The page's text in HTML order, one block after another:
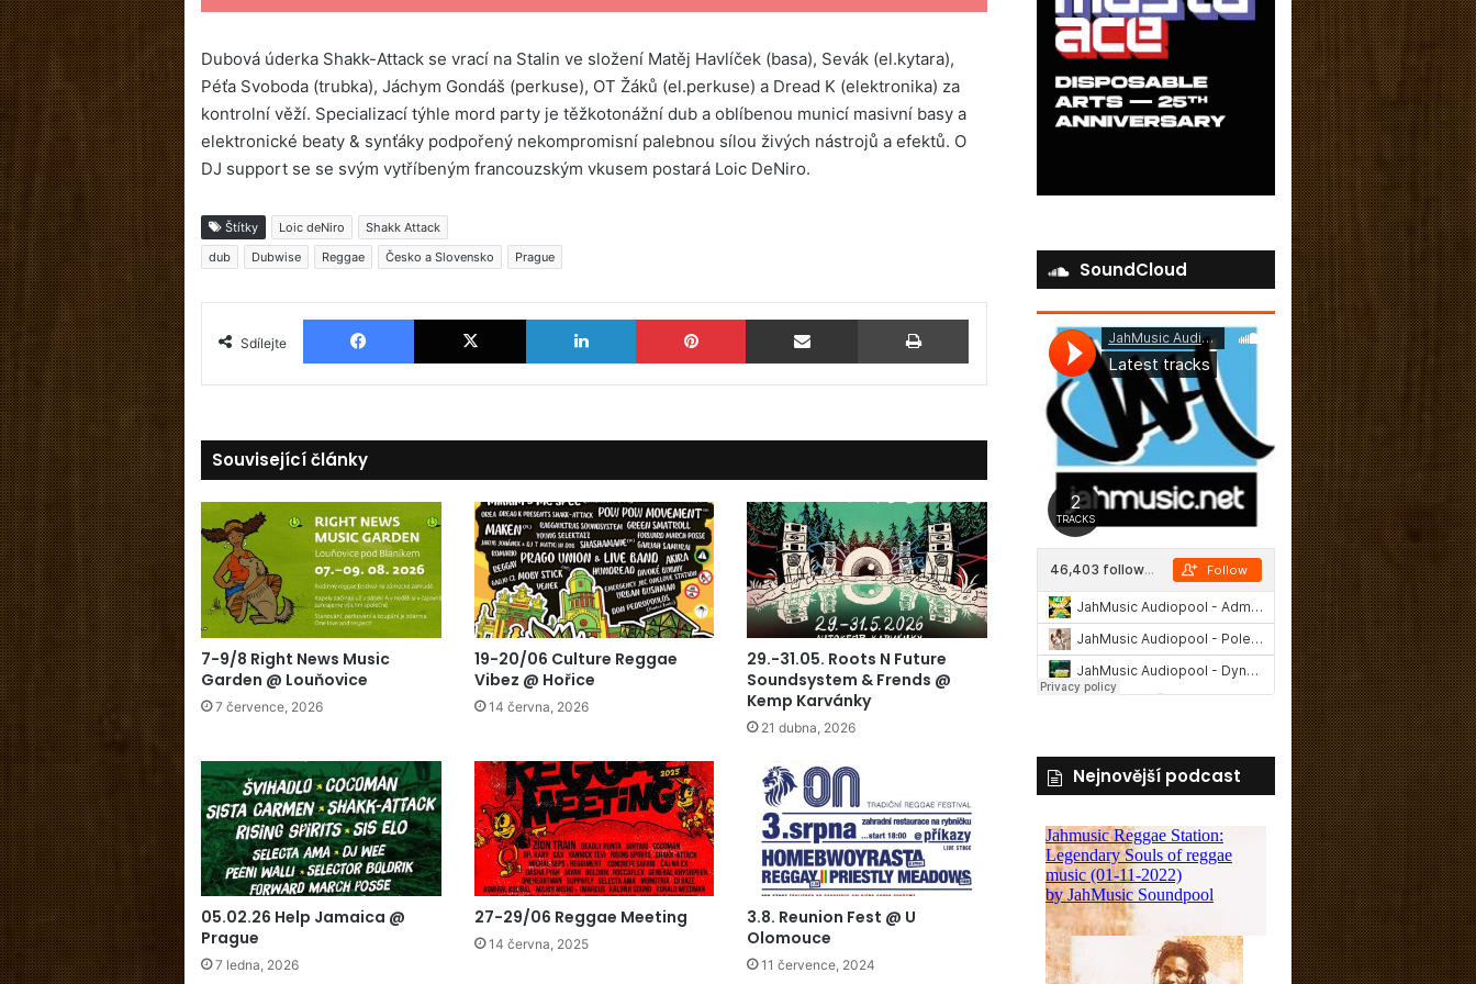
Dubová úderka Shakk-Attack se vrací na Stalin ve složení Matěj Havlíček (basa), Sevák (el.kytara),
Péťa Svoboda (trubka), Jáchym Gondáš (perkuse), OT Žáků (el.perkuse) a Dread K (elektronika) za
kontrolní věží. Specializací týhle mord party je těžkotonážní dub a oblíbenou municí masivní basy a
elektronické beaty & synťáky podpořený nekompromisní palebnou sílou živých nástrojů a efektů. O
DJ support se se svým vytříbeným francouzským vkusem postará Loic DeNiro.
Štítky Loic deNiro
Shakk Attack
dub
Dubwise Reggae Česko a Slovensko Prague
Sdílejte
Facebook X LinkedIn Pinterest Sdílet e-mailem
Související články
7-9/8 Right News Music
Garden @ Louňovice
7 července, 2026
19-20/06 Culture Reggae
Vibez @ Hořice
14 června, 2026
29.-31.05. Roots N Future
Soundsystem & Frends @
Kemp Karvánky
21 dubna, 2026
05.02.26 Help Jamaica @
Prague
7 ledna, 2026
27-29/06 Reggae Meeting
14 června, 2025
3.8. Reunion Fest @ U
Olomouce
11 července, 2024
SoundCloud
Nejnovější podcast